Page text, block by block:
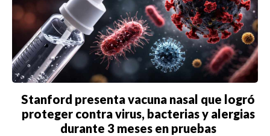
Stanford presenta vacuna nasal que logró
proteger contra virus, bacterias y alergias
durante 3 meses en pruebas